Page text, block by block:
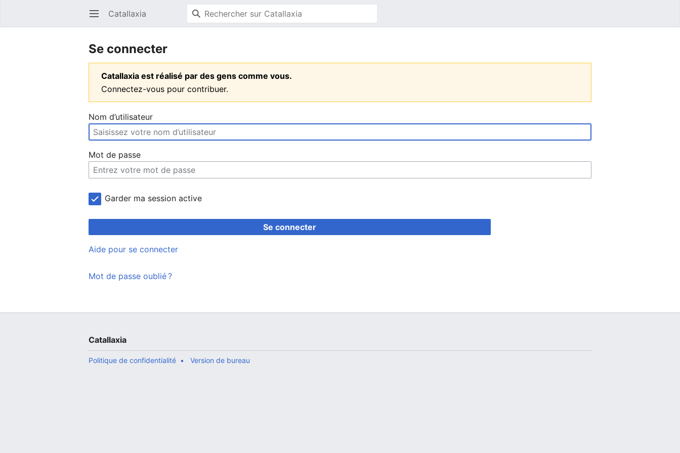
Ouvrir le menu principal Catallaxia
Se connecter
Catallaxia est réalisé par des gens comme vous.
Connectez-vous pour contribuer.
Nom d’utilisateur
Mot de passe
Garder ma session active
Se connecter
Aide pour se connecter
Mot de passe oublié ?
Catallaxia
Politique de confidentialité Version de bureau